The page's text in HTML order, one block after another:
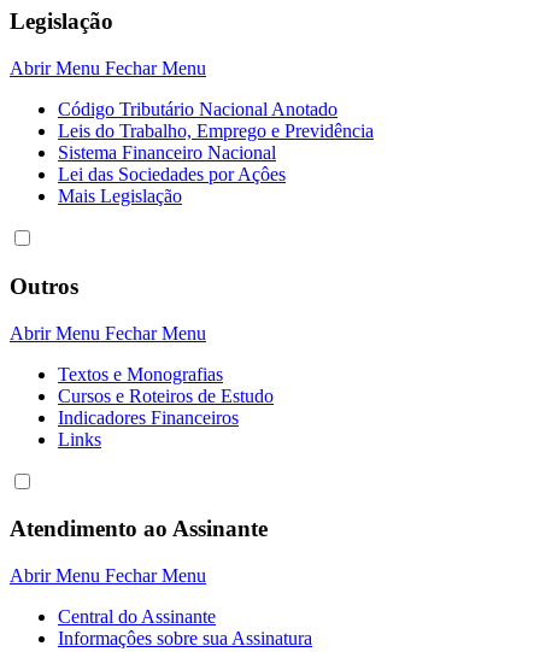
Legislação
Abrir Menu Fechar Menu
Código Tributário Nacional Anotado
Leis do Trabalho, Emprego e Previdência
Sistema Financeiro Nacional
Lei das Sociedades por Açôes
Mais Legislação
Outros
Abrir Menu Fechar Menu
Textos e Monografias
Cursos e Roteiros de Estudo
Indicadores Financeiros
Links
Atendimento ao Assinante
Abrir Menu Fechar Menu
Central do Assinante
Informaçôes sobre sua Assinatura